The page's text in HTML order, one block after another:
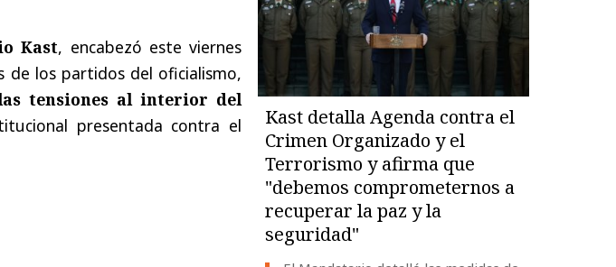
Kast, encabezó este viernes
de los partidos del oficialismo,
tensiones al interior del
presentada contra el
Kast detalla Agenda contra el
Crimen Organizado y el
Terrorismo y afirma que
"debemos comprometernos a
recuperar la paz y la
seguridad"